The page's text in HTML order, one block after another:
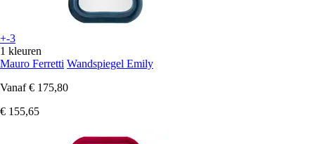
+-3
1 kleuren
Mauro Ferretti Wandspiegel Emily
Vanaf € 175,80
€ 155,65